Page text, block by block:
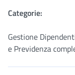
Categorie:
Gestione
e Previdenza